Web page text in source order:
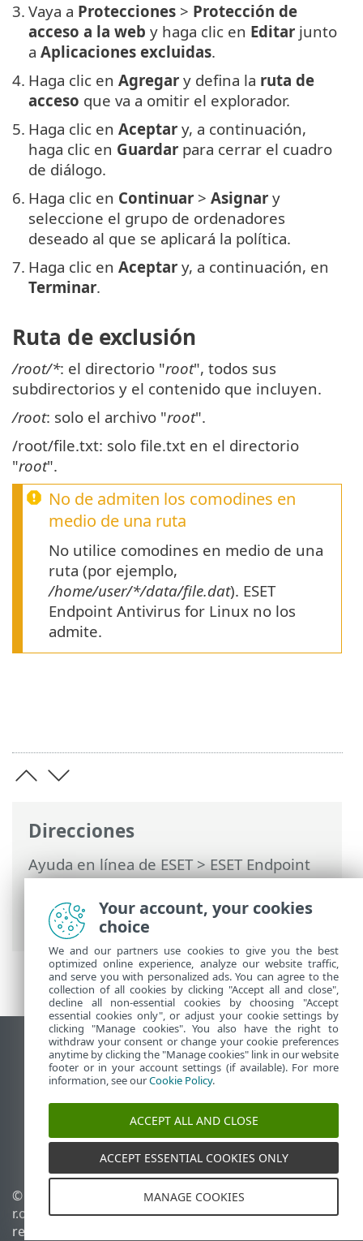
Direcciones
Ayuda en línea de ESET>ESET Endpoint
Antivirus for Linux>Configuración>
Protecciones> Protección del acceso a la
Web> Aplicaciones excluidas
3. Vaya a Protecciones > Protección de
acceso a la web y haga clic en Editar junto
a Aplicaciones excluidas.
4. Haga clic en Agregar y defina la ruta de
acceso que va a omitir el explorador.
5. Haga clic en Aceptar y, a continuación,
haga clic en Guardar para cerrar el cuadro
de diálogo.
6. Haga clic en Continuar > Asignar y
seleccione el grupo de ordenadores
deseado al que se aplicará la política.
7. Haga clic en Aceptar y, a continuación, en
Terminar.
Ruta de exclusión
/root/*: el directorio "root", todos sus
subdirectorios y el contenido que incluyen.
/root: solo el archivo "root".
/root/file.txt: solo file.txt en el directorio
"root".
No de admiten los comodines en
medio de una ruta
No utilice comodines en medio de una
ruta (por ejemplo,
/home/user/*/data/file.dat). ESET
Endpoint Antivirus for Linux no los
admite.
Ver sitio para ordenador
End of Life
Base de conocimiento de ESET
Foro de ESET
ESET Status Portal
Soporte técnico regional
© 1992 - 2025 ESET, spol. s
r.o. Todos los derechos
reservados.
Administrar cookies
Política de cookies
Your account, your cookies
choice
We and our partners use cookies to give you the best
optimized online experience, analyze our website traffic,
and serve you with personalized ads. You can agree to the
collection of all cookies by clicking "Accept all and close",
decline all non-essential cookies by choosing "Accept
essential cookies only", or adjust your cookie settings by
clicking "Manage cookies". You also have the right to
withdraw your consent or change your cookie preferences
anytime by clicking the "Manage cookies" link in our website
footer or in your account settings (if available). For more
information, see ourCookie Policy.
ACCEPT ALL AND CLOSE
ACCEPT ESSENTIAL COOKIES ONLY
MANAGE COOKIES